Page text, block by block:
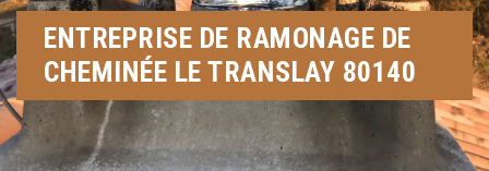
ENTREPRISE DE RAMONAGE DE
CHEMINÉE LE TRANSLAY 80140